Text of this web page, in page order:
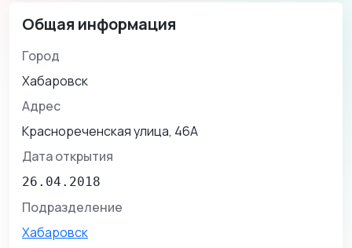
Общая информация
Город
Хабаровск
Адрес
Краснореченская улица, 46А
Дата открытия
26.04.2018
Подразделение
Хабаровск